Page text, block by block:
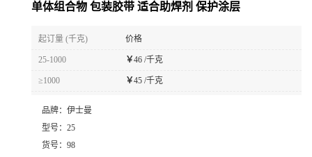
单体组合物 包装胶带 适合助焊剂 保护涂层
起订量 (千克) 价格
25-1000 ￥46 /千克
≥1000 ￥45 /千克
品牌： 伊士曼
型号： 25
货号： 98